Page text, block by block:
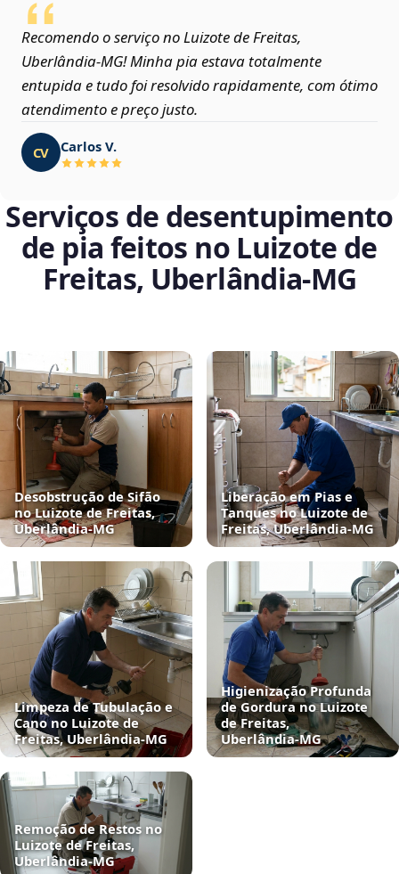
Recomendo o serviço no Luizote de Freitas,
Uberlândia‑MG! Minha pia estava totalmente
entupida e tudo foi resolvido rapidamente, com ótimo
atendimento e preço justo.
CV Carlos V.
Serviços de desentupimento
de pia feitos no Luizote de
Freitas, Uberlândia‑MG
Desobstrução de Sifão
no Luizote de Freitas,
Uberlândia‑MG
Liberação em Pias e
Tanques no Luizote de
Freitas, Uberlândia‑MG
Limpeza de Tubulação e
Cano no Luizote de
Freitas, Uberlândia‑MG
Higienização Profunda
de Gordura no Luizote
de Freitas,
Uberlândia‑MG
Remoção de Restos no
Luizote de Freitas,
Uberlândia‑MG